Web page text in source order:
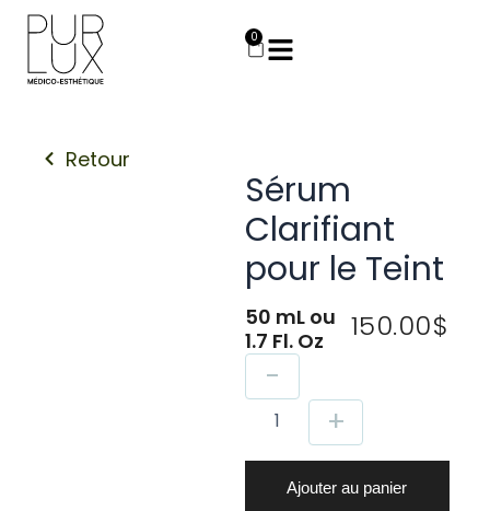
Aller
contenu
0
Panier
Retour
Sérum
Clarifiant
pour le Teint
50 mL ou
1.7 Fl. Oz
150.00$
-
Clarifiant
+
Ajouter au panier